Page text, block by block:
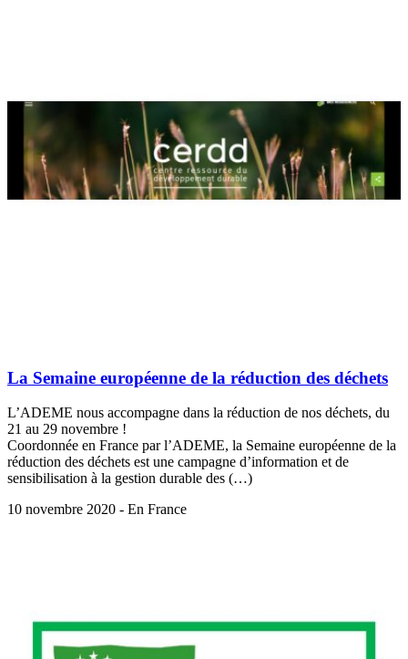
La Semaine européenne de la réduction des déchets
L’ADEME nous accompagne dans la réduction de nos déchets, du
21 au 29 novembre !
Coordonnée en France par l’ADEME, la Semaine européenne de la
réduction des déchets est une campagne d’information et de
sensibilisation à la gestion durable des (…)
10 novembre 2020 - En France